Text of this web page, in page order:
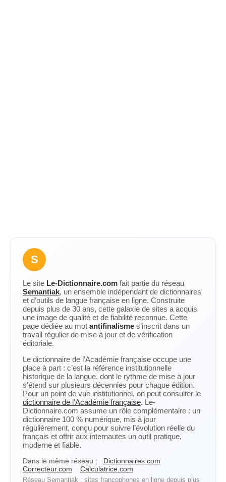
S
Le site Le-Dictionnaire.com fait partie du réseau
Semantiak, un ensemble indépendant de dictionnaires
et d’outils de langue française en ligne. Construite
depuis plus de 30 ans, cette galaxie de sites a acquis
une image de qualité et de fiabilité reconnue. Cette
page dédiée au mot antifinalisme s’inscrit dans un
travail régulier de mise à jour et de vérification
éditoriale.
Le dictionnaire de l’Académie française occupe une
place à part : c’est la référence institutionnelle
historique de la langue, dont le rythme de mise à jour
s’étend sur plusieurs décennies pour chaque édition.
Pour un point de vue institutionnel, on peut consulter le
dictionnaire de l’Académie française. Le-
Dictionnaire.com assume un rôle complémentaire : un
dictionnaire 100 % numérique, mis à jour
régulièrement, conçu pour suivre l’évolution réelle du
français et offrir aux internautes un outil pratique,
moderne et fiable.
Dans le même réseau :
Dictionnaires.com
Correcteur.com
Calculatrice.com
Réseau Semantiak : sites francophones en ligne depuis plus